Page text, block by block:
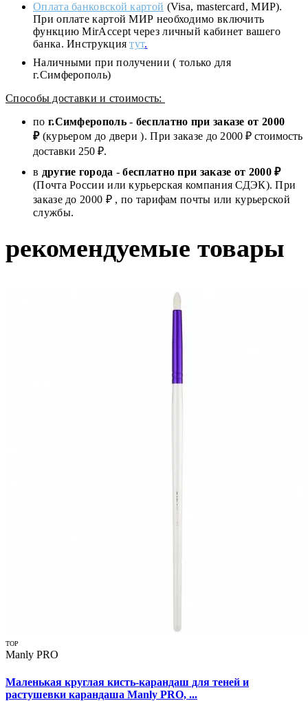
Оплата банковской картой (Visa, mastercard, МИР).
При оплате картой МИР необходимо включить
функцию MirAccept через личный кабинет вашего
банка. Инструкциятут.
Наличными при получении ( только для
г.Симферополь)
Способы доставки и стоимость:
по г.Симферополь- бесплатно при заказе от 2000
₽(курьером до двери ). При заказе до 2000 ₽ стоимость
доставки 250 ₽.
в другие города -бесплатно при заказе от 2000 ₽
(Почта России или курьерская компания СДЭК). При
заказе до 2000 ₽ , по тарифам почты или курьерской
службы.
рекомендуемые товары
TOP
Manly PRO
Маленькая круглая кисть-карандаш для теней и
растушевки карандаша Manly PRO, ...